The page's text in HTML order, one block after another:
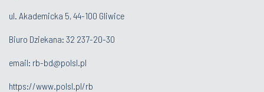
ul. Akademicka 5, 44-100 Gliwice
Biuro Dziekana: 32 237-20-30
email: rb-bd@polsl.pl
https://www.polsl.pl/rb